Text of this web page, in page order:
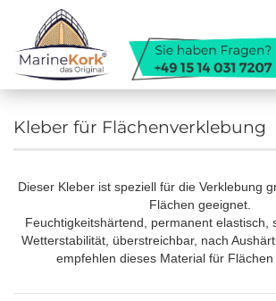
Kleber für Flächenverklebung
Dieser Kleber ist speziell für die Verklebung
Flächen geeignet.
Feuchtigkeitshärtend, permanent elastisch,
Wetterstabilität, überstreichbar, nach
empfehlen dieses Material für Flächen